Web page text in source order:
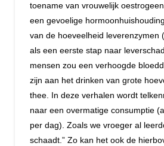
toename van vrouwelijk
een gevoelige
van de hoeveelheid leverenzymen
als een eerste stap naar
mensen zou een verhoogde
zijn aan het drinken van grote
thee. In deze verhalen wordt
naar een overmatige consumptie
per dag). Zoals we vroeger al
schaadt.” Zo kan het ook de